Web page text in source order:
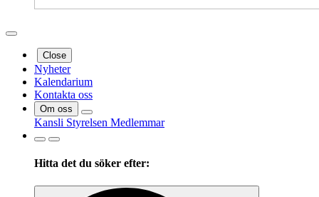
Close
Nyheter
Kalendarium
Kontakta oss
Om oss
Kansli Styrelsen Medlemmar
Hitta det du söker efter: